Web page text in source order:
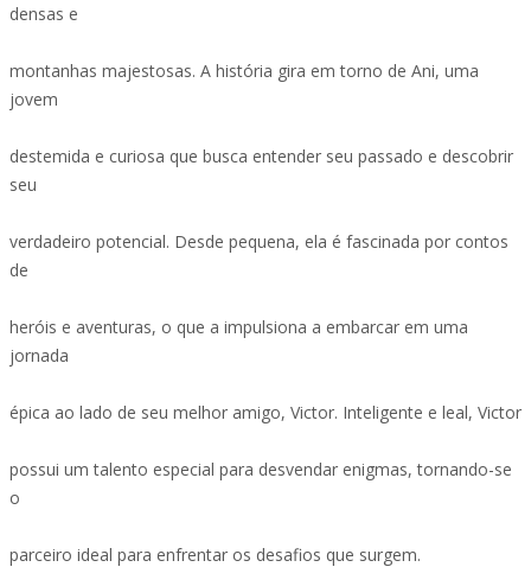
densas e
montanhas majestosas. A história gira em torno de Ani, uma
jovem
destemida e curiosa que busca entender seu passado e descobrir
seu
verdadeiro potencial. Desde pequena, ela é fascinada por contos
de
heróis e aventuras, o que a impulsiona a embarcar em uma
jornada
épica ao lado de seu melhor amigo, Victor. Inteligente e leal, Victor
possui um talento especial para desvendar enigmas, tornando-se
o
parceiro ideal para enfrentar os desafios que surgem.